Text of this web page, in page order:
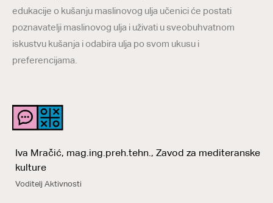
edukacije o kušanju maslinovog ulja učenici će postati
poznavatelji maslinovog ulja i uživati ​​u sveobuhvatnom
iskustvu kušanja i odabira ulja po svom ukusu i
preferencijama.
Iva Mračić, mag.ing.preh.tehn., Zavod za mediteranske
kulture
Voditelj Aktivnosti